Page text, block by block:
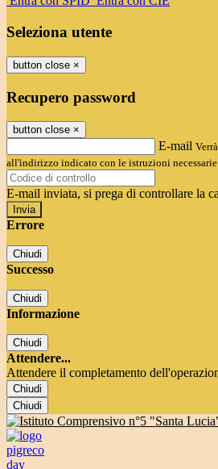
Seleziona utente
button close ×
Recupero password
button close ×
E-mail
all'indirizzo indicato con le istruzioni
E-mail inviata, si prega di controllare la
Errore
Chiudi
Successo
Chiudi
Informazione
Chiudi
Attendere...
Attendere il completamento
Chiudi
Chiudi